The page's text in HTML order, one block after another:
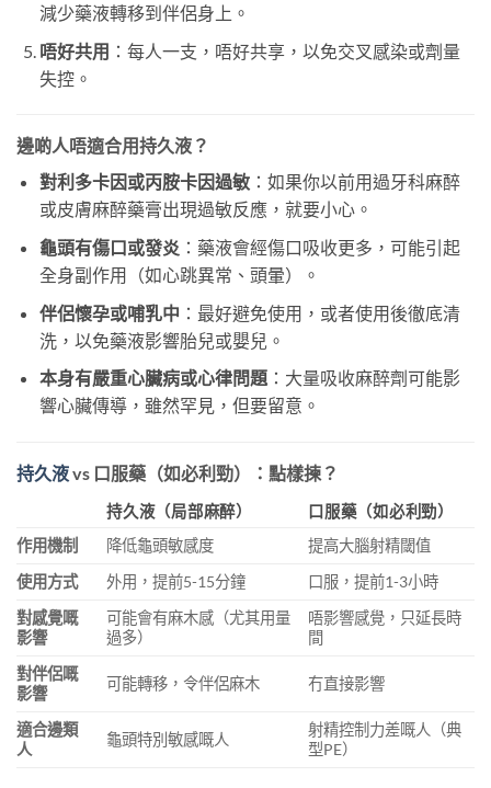
減少藥液轉移到伴侶身上。
唔好共用 ：每人一支，唔好共享，以免交叉感染或劑量
失控。
邊啲人唔適合用持久液？
對利多卡因或丙胺卡因過敏：如果你以前用過牙科麻醉
或皮膚麻醉藥膏出現過敏反應，就要小心。
龜頭有傷口或發炎 ：藥液會經傷口吸收更多，可能引起
全身副作用（如心跳異常、頭暈）。
伴侶懷孕或哺乳中 ：最好避免使用，或者使用後徹底清
洗，以免藥液影響胎兒或嬰兒。
本身有嚴重心臟病或心律問題：大量吸收麻醉劑可能影
響心臟傳導，雖然罕見，但要留意。
持久液vs 口服藥（如必利勁）：點樣揀？
持久液（局部麻醉）
口服藥（如必利勁）
作用機制
降低龜頭敏感度
提高大腦射精閾值
使用方式
外用，提前5-15分鐘
口服，提前1-3小時
對感覺嘅
影響
可能會有麻木感（尤其用量
過多）
唔影響感覺，只延長時
間
對伴侶嘅
影響
可能轉移，令伴侶麻木 冇直接影響
適合邊類
人
龜頭特別敏感嘅人
射精控制力差嘅人（典
型PE）